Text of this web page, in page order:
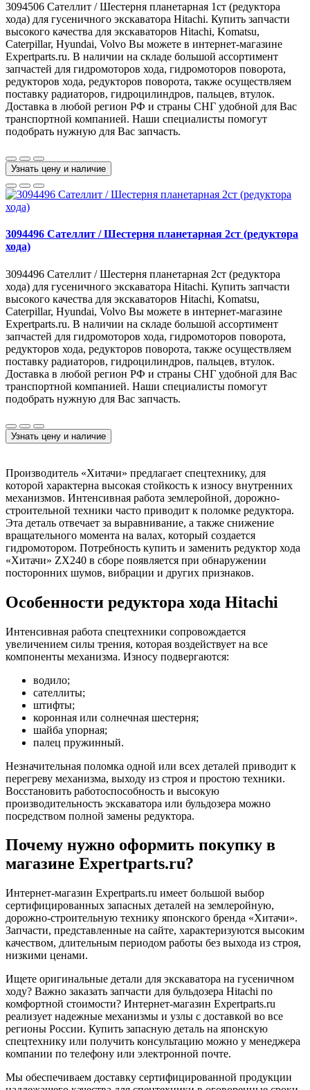
3094506 Сателлит / Шестерня планетарная 1ст (редуктора
хода) для гусеничного экскаватора Hitachi. Купить запчасти
высокого качества для экскаваторов Hitachi, Komatsu,
Caterpillar, Hyundai, Volvo Вы можете в интернет-магазине
Expertparts.ru. В наличии на складе большой ассортимент
запчастей для гидромоторов хода, гидромоторов поворота,
редукторов хода, редукторов поворота, также осуществляем
поставку радиаторов, гидроцилиндров, пальцев, втулок.
Доставка в любой регион РФ и страны СНГ удобной для Вас
транспортной компанией. Наши специалисты помогут
подобрать нужную для Вас запчасть.
Узнать цену и наличие
3094496 Сателлит / Шестерня планетарная 2ст (редуктора
хода)
3094496 Сателлит / Шестерня планетарная 2ст (редуктора
хода) для гусеничного экскаватора Hitachi. Купить запчасти
высокого качества для экскаваторов Hitachi, Komatsu,
Caterpillar, Hyundai, Volvo Вы можете в интернет-магазине
Expertparts.ru. В наличии на складе большой ассортимент
запчастей для гидромоторов хода, гидромоторов поворота,
редукторов хода, редукторов поворота, также осуществляем
поставку радиаторов, гидроцилиндров, пальцев, втулок.
Доставка в любой регион РФ и страны СНГ удобной для Вас
транспортной компанией. Наши специалисты помогут
подобрать нужную для Вас запчасть.
Узнать цену и наличие
Производитель «Хитачи» предлагает спецтехнику, для
которой характерна высокая стойкость к износу внутренних
механизмов. Интенсивная работа землеройной, дорожно-
строительной техники часто приводит к поломке редуктора.
Эта деталь отвечает за выравнивание, а также снижение
вращательного момента на валах, который создается
гидромотором. Потребность купить и заменить редуктор хода
«Хитачи» ZX240 в сборе появляется при обнаружении
посторонних шумов, вибрации и других признаков.
Особенности редуктора хода Hitachi
Интенсивная работа спецтехники сопровождается
увеличением силы трения, которая воздействует на все
компоненты механизма. Износу подвергаются:
водило;
сателлиты;
штифты;
коронная или солнечная шестерня;
шайба упорная;
палец пружинный.
Незначительная поломка одной или всех деталей приводит к
перегреву механизма, выходу из строя и простою техники.
Восстановить работоспособность и высокую
производительность экскаватора или бульдозера можно
посредством полной замены редуктора.
Почему нужно оформить покупку в
магазине Expertparts.ru?
Интернет-магазин Expertparts.ru имеет большой выбор
сертифицированных запасных деталей на землеройную,
дорожно-строительную технику японского бренда «Хитачи».
Запчасти, представленные на сайте, характеризуются высоким
качеством, длительным периодом работы без выхода из строя,
низкими ценами.
Ищете оригинальные детали для экскаватора на гусеничном
ходу? Важно заказать запчасти для бульдозера Hitachi по
комфортной стоимости? Интернет-магазин Expertparts.ru
реализует надежные механизмы и узлы с доставкой во все
регионы России. Купить запасную деталь на японскую
спецтехнику или получить консультацию можно у менеджера
компании по телефону или электронной почте.
Мы обеспечиваем доставку сертифицированной продукции